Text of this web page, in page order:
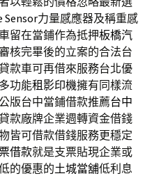
Sensor力量感應器及稱重感
留在當鋪作為抵押板橋汽
核完畢後的立案的合法台
款車可再借來服務台北優
功能租影印機擁有同樣流
版台中當鋪借款推薦台中
款廠牌企業週轉資金借錢
皆可借款借錢服務更穩定
借款就是支票貼現企業或
的優惠的土城當舖低利息